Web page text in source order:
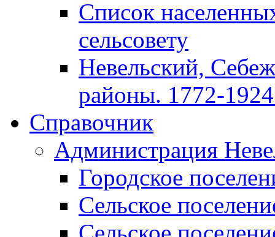
Список
сельсовету
Невельский,
районы. 1772-1924
Справочник
Администрация
Городское
Сельское